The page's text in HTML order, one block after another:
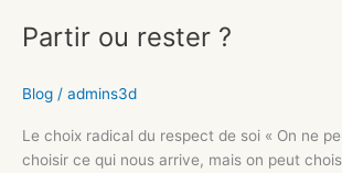
Partir ou rester ?
Blog / admins3d
Le choix radical du respect de soi « On ne
choisir ce qui nous arrive, mais on peut